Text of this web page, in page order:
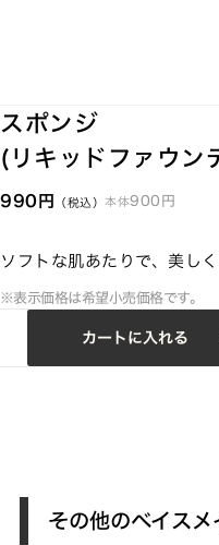
スポンジ
(リキッドファウン
990円 （税込） 本体900円
ソフトな肌あたりで、美し
※表示価格は希望小売価格です。
カートに入れる
その他のベイスメ